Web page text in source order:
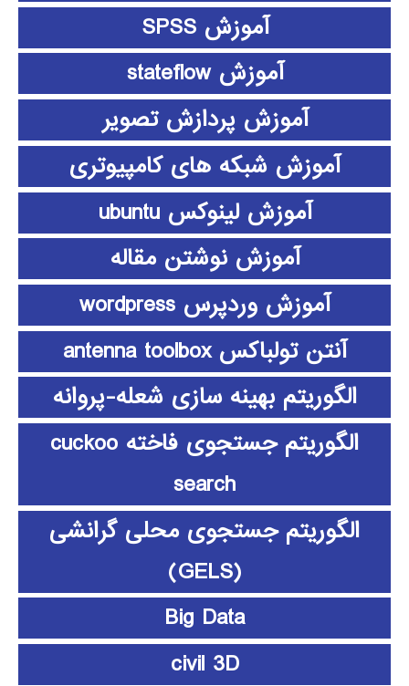
آموزش SPSS
آموزش stateflow
آموزش پردازش تصویر
آموزش شبکه های کامپیوتری
آموزش لینوکس ubuntu
آموزش نوشتن مقاله
آموزش وردپرس wordpress
آنتن تولباکس antenna toolbox
الگوریتم بهینه سازی شعله-پروانه
الگوریتم جستجوی فاخته cuckoo
search
الگوریتم جستجوی محلی گرانشی
(GELS)
Big Data
civil 3D